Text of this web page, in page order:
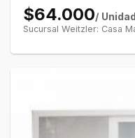
$64.000/ Unidad
Sucursal Weitzler: Casa